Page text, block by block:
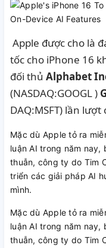
Apple được cho là
tốc cho iPhone 16
đối thủ Alphabet
(NASDAQ:GOOGL)
DAQ:MSFT) lần
Mặc dù Apple tỏ ra
luận AI trong năm nay,
thuẫn, công ty do Tim
triển các giải pháp AI
mình.
Mặc dù Apple tỏ ra
luận AI trong năm nay,
thuẫn, công ty do Tim